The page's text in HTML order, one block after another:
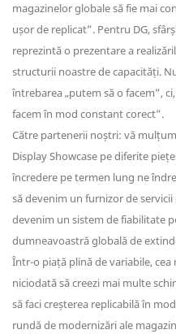
magazinelor globale să fie mai
ușor de replicat”. Pentru DG,
reprezintă o prezentare a
structurii noastre de capacități.
întrebarea „putem să o facem”,
facem în mod constant corect”.
Către partenerii noștri: vă
Display Showcase pe diferite
încredere pe termen lung ne
să devenim un furnizor de
devenim un sistem de fiabilitate
dumneavoastră globală de
Într-o piață plină de variabile,
niciodată să creezi mai multe
să faci creșterea replicabilă în
rundă de modernizări ale